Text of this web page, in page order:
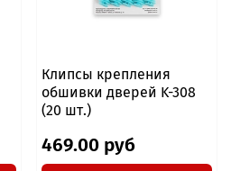
Клипсы крепления
обшивки дверей K-308
(20 шт.)
469.00 руб